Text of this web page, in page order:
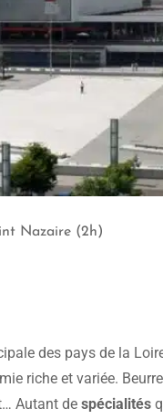
Nazaire (2h)
des pays de la
riche et variée.
Autant de spécialités